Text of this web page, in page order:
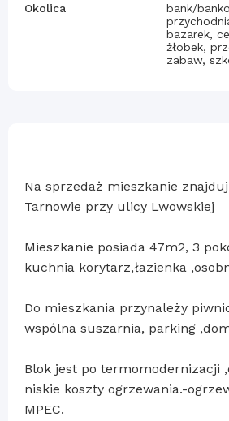
Okolica
bank/
bazarek,
żłobek,
zabaw,
Na sprzedaż mieszkanie
Tarnowie przy ulicy Lwowskiej
Mieszkanie posiada 47m2, 3
kuchnia korytarz,łazienka
Do mieszkania przynależy
wspólna suszarnia, parking
Blok jest po termomodernizacji
niskie koszty ogrzewania.-
MPEC.